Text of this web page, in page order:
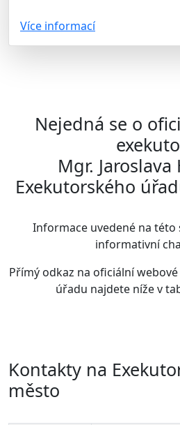
Více informací
Nejedná se o
Mgr.
Exekutorského
Informace uvedené na této
informativní
Přímý odkaz na oficiální
úřadu najdete níže v
Kontakty na
město